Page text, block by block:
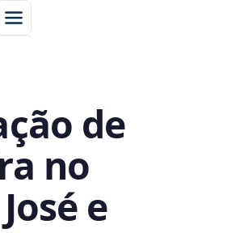
de
no
e